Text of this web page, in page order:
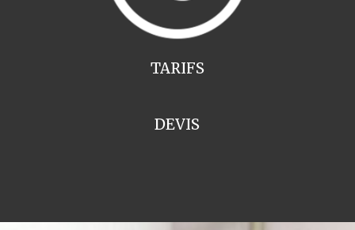
TARIFS
DEVIS